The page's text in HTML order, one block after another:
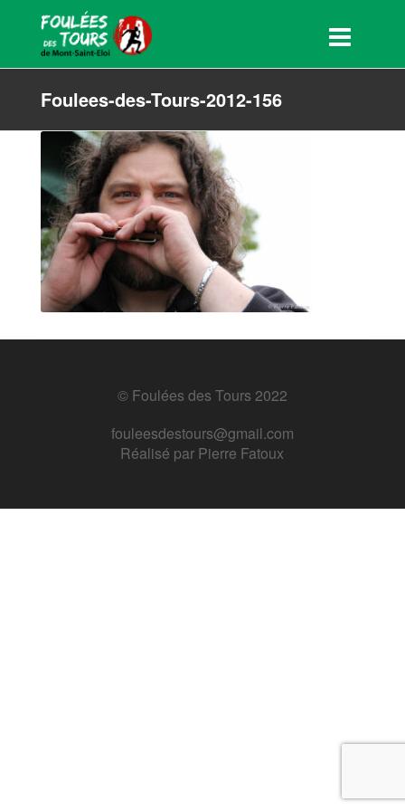
Foulees-des-Tours-2012-156
© Foulées des Tours 2022
fouleesdestours@gmail.com
Réalisé par Pierre Fatoux